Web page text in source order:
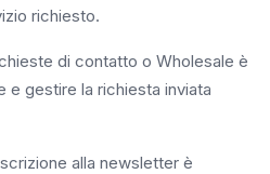
richiesto.
di contatto o Wholesale è
gestire la richiesta inviata
alla newsletter è